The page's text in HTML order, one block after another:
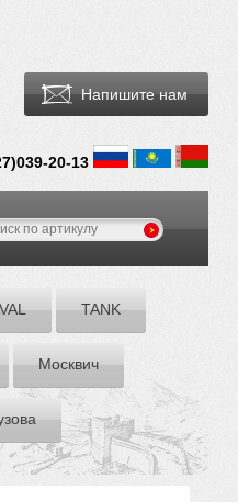
Напишите нам
20-13
TANK
Москвич